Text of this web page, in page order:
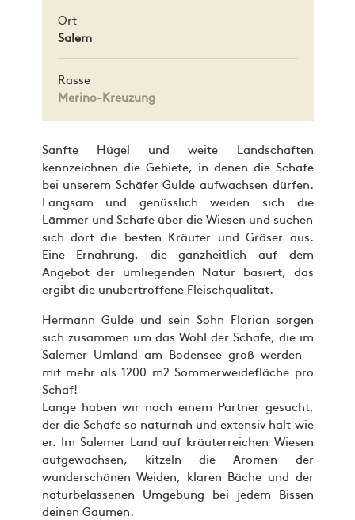
Ort
Salem
Rasse
Merino-Kreuzung
Sanfte Hügel und weite Landschaften
kennzeichnen die Gebiete, in denen die Schafe
bei unserem Schäfer Gulde aufwachsen dürfen.
Langsam und genüsslich weiden sich die
Lämmer und Schafe über die Wiesen und suchen
sich dort die besten Kräuter und Gräser aus.
Eine Ernährung, die ganzheitlich auf dem
Angebot der umliegenden Natur basiert, das
ergibt die unübertroffene Fleischqualität.
Hermann Gulde und sein Sohn Florian sorgen
sich zusammen um das Wohl der Schafe, die im
Salemer Umland am Bodensee groß werden –
mit mehr als 1200 m2 Sommerweidefläche pro
Schaf!
Lange haben wir nach einem Partner gesucht,
der die Schafe so naturnah und extensiv hält wie
er. Im Salemer Land auf kräuterreichen Wiesen
aufgewachsen, kitzeln die Aromen der
wunderschönen Weiden, klaren Bäche und der
naturbelassenen Umgebung bei jedem Bissen
deinen Gaumen.